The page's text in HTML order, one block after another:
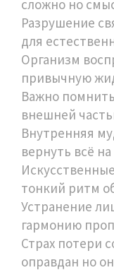
сложно но
Разрушение
для
Организм
привычную
Важно
внешней
Внутренняя
вернуть всё
тонкий ритм
Устранение
гармонию
Страх потери
оправдан но